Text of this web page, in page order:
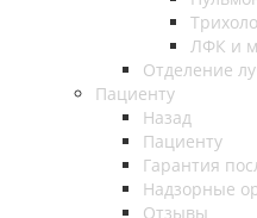
ЛФК и
Отделение
Пациенту
Назад
Пациенту
Гарантия
Надзорные
Отзывы